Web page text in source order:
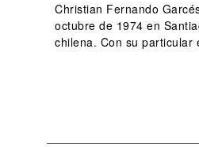
Christian Fernando
octubre de 1974 en
chilena. Con su particular